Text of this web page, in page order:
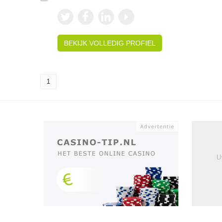
BEKIJK VOLLEDIG PROFIEL
1